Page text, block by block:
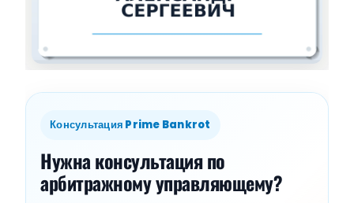
Консультация Prime Bankrot
Нужна консультация по
арбитражному управляющему?